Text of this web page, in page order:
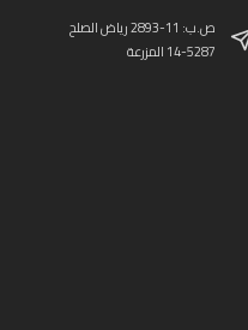
ص.ب: 11-2893 رياض الصلح
14-5287 المزرعة